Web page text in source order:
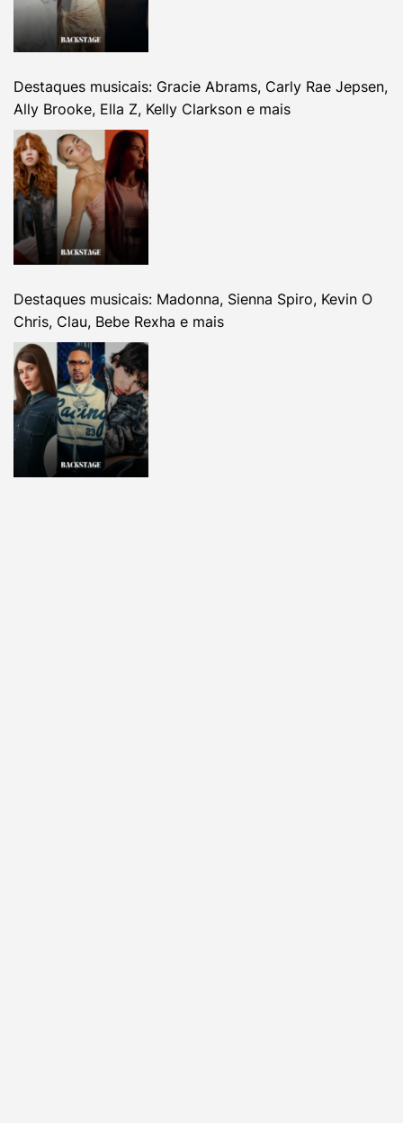
Destaques musicais: Gracie Abrams, Carly Rae Jepsen,
Ally Brooke, Ella Z, Kelly Clarkson e mais
Destaques musicais: Madonna, Sienna Spiro, Kevin O
Chris, Clau, Bebe Rexha e mais